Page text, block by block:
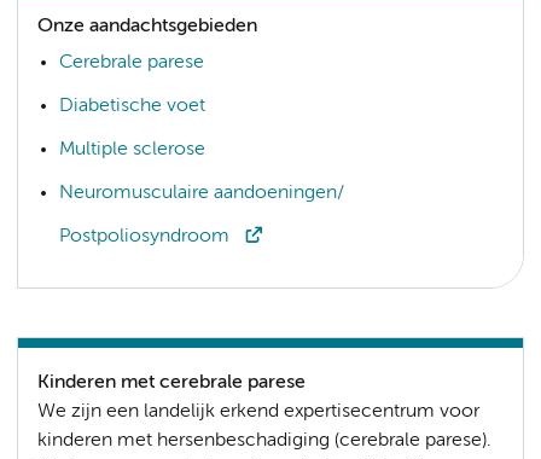
Onze aandachtsgebieden
Cerebrale parese
Diabetische voet
Multiple sclerose
Neuromusculaire aandoeningen/
Postpoliosyndroom
Kinderen met cerebrale parese
We zijn een landelijk erkend expertisecentrum voor
kinderen met hersenbeschadiging (cerebrale parese).